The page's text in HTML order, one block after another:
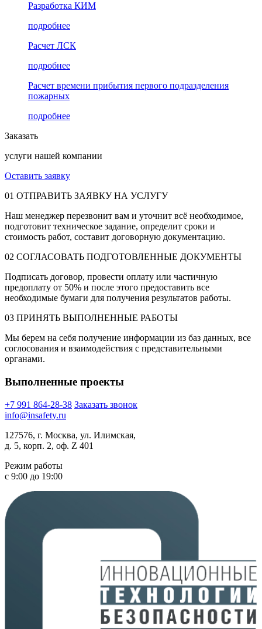
Разработка КИМ
подробнее
Расчет ЛСК
подробнее
Расчет времени прибытия первого подразделения
пожарных
подробнее
Заказать
услуги нашей компании
Оставить заявку
01 ОТПРАВИТЬ ЗАЯВКУ НА УСЛУГУ
Наш менеджер перезвонит вам и уточнит всё необходимое,
подготовит техническое задание, определит сроки и
стоимость работ, составит договорную документацию.
02 СОГЛАСОВАТЬ ПОДГОТОВЛЕННЫЕ ДОКУМЕНТЫ
Подписать договор, провести оплату или частичную
предоплату от 50% и после этого предоставить все
необходимые бумаги для получения результатов работы.
03 ПРИНЯТЬ ВЫПОЛНЕННЫЕ РАБОТЫ
Мы берем на себя получение информации из баз данных, все
соглосования и взаимодействия с представительными
органами.
Выполненные проекты
+7 991 864-28-38 Заказать звонок
info@insafety.ru
127576, г. Москва, ул. Илимская,
д. 5, корп. 2, оф. Z 401
Режим работы
с 9:00 до 19:00